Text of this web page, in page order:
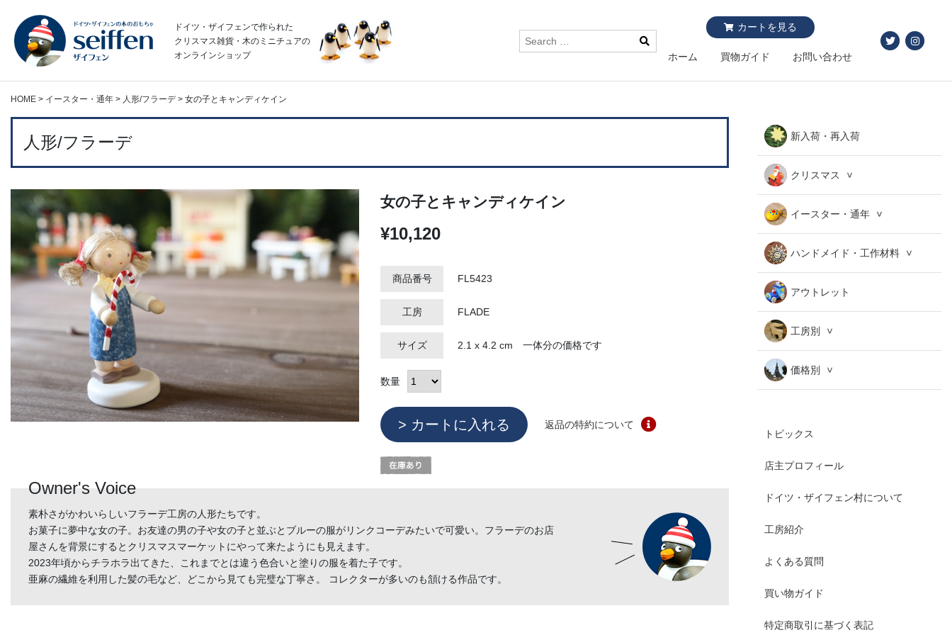
ドイツ・ザイフェンで作られた
クリスマス雑貨・木のミニチュアの
オンラインショップ
検
索:
カートを見る
ホーム 買物ガイド お問い合わせ
HOME > イースター・通年 > 人形/フラーデ> 女の子とキャンディケイン
人形/フラーデ
女の子とキャンディケイン
¥10,120
商品番号 FL5423
工房 FLADE
サイズ 2.1 x 4.2 cm 一体分の価格です
数量
返品の特約について
Owner's Voice
素朴さがかわいらしいフラーデ工房の人形たちです。
お菓子に夢中な女の子。お友達の男の子や女の子と並ぶとブルーの服がリンクコーデみたいで可愛い。フラーデのお店
屋さんを背景にするとクリスマスマーケットにやって来たようにも見えます。
2023年頃からチラホラ出てきた、これまでとは違う色合いと塗りの服を着た子です。
亜麻の繊維を利用した髪の毛など、どこから見ても完璧な丁寧さ。 コレクターが多いのも頷ける作品です。
新入荷・再入荷
クリスマス
イースター・通年
ハンドメイド・工作材料
アウトレット
工房別
価格別
トピックス
店主プロフィール
ドイツ・ザイフェン村について
工房紹介
よくある質問
買い物ガイド
特定商取引に基づく表記